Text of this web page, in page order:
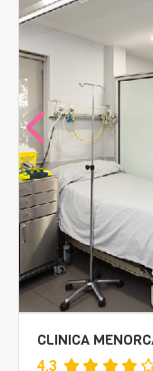
CLINICA
4.3